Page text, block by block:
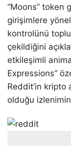
“Moons” token
girişimlere
kontrolünü
çekildiğini
etkileşimli
Expressions”
Reddit’in kripto
olduğu